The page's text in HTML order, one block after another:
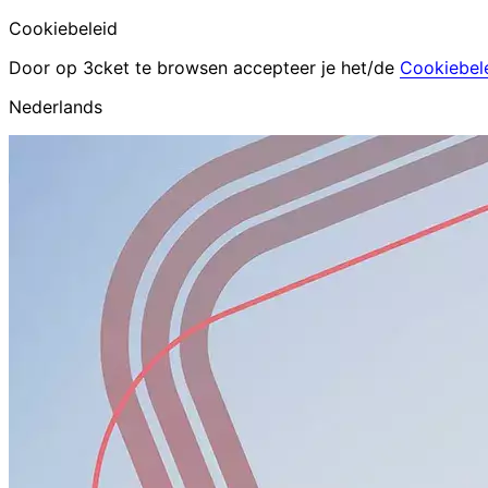
Cookiebeleid
Door op 3cket te browsen accepteer je het/de
Nederlands